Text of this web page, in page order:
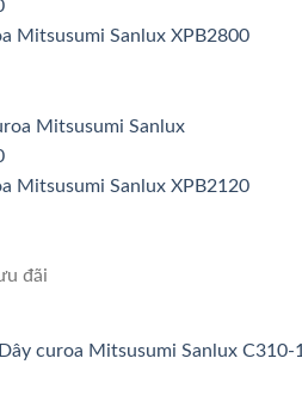
Mitsusumi Sanlux XPB2800
Mitsusumi Sanlux XPB2120
đãi
Dây curoa Mitsusumi Sanlux C310-1